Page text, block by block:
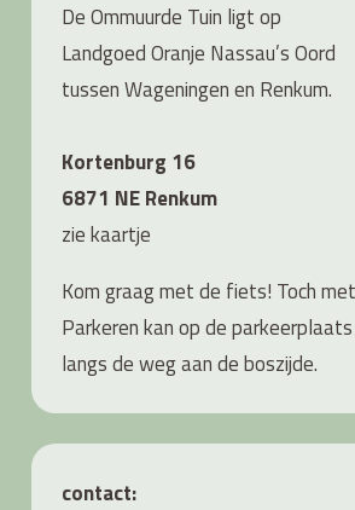
De Ommuurde Tuin ligt op
Landgoed Oranje Nassau’s Oord
tussen Wageningen en Renkum.
Kortenburg 16
6871 NE Renkum
ziekaartje
Kom graag met de fiets! Toch
Parkeren kan op de
langs de weg aan de boszijde.
contact: